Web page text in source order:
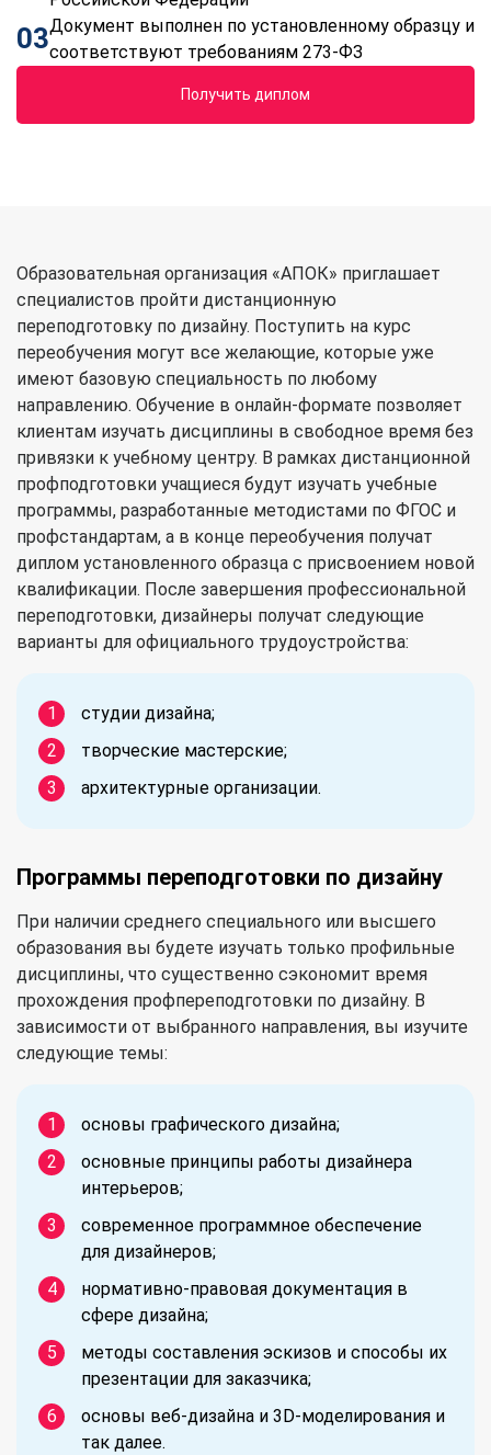
03Документ выполнен по установленному образцу и
соответствуют требованиям 273-ФЗ
Получить диплом
Образовательная организация «АПОК» приглашает
специалистов пройти дистанционную
переподготовку по дизайну. Поступить на курс
переобучения могут все желающие, которые уже
имеют базовую специальность по любому
направлению. Обучение в онлайн-формате позволяет
клиентам изучать дисциплины в свободное время без
привязки к учебному центру. В рамках дистанционной
профподготовки учащиеся будут изучать учебные
программы, разработанные методистами по ФГОС и
профстандартам, а в конце переобучения получат
диплом установленного образца с присвоением новой
квалификации. После завершения профессиональной
переподготовки, дизайнеры получат следующие
варианты для официального трудоустройства:
студии дизайна;
творческие мастерские;
архитектурные организации.
Программы переподготовки по дизайну
При наличии среднего специального или высшего
образования вы будете изучать только профильные
дисциплины, что существенно сэкономит время
прохождения профпереподготовки по дизайну. В
зависимости от выбранного направления, вы изучите
следующие темы:
основы графического дизайна;
основные принципы работы дизайнера
интерьеров;
современное программное обеспечение
для дизайнеров;
нормативно-правовая документация в
сфере дизайна;
методы составления эскизов и способы их
презентации для заказчика;
основы веб-дизайна и 3D-моделирования и
так далее.